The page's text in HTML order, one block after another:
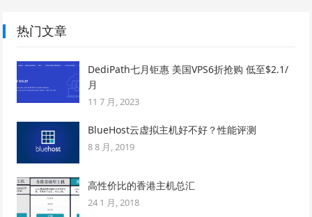
热门文章
DediPath七月钜惠 美国VPS6折抢购 低至$2.1/
月
11 7 月, 2023
BlueHost云虚拟主机好不好？性能评测
8 8 月, 2019
高性价比的香港主机总汇
24 1 月, 2018